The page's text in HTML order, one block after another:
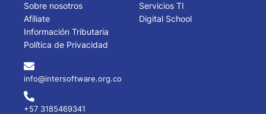
Sobre nosotros
Afíliate
Información Tributaria
Política de Privacidad
Servicios TI
Digital School
info@intersoftware.org.co
+57 3185469341